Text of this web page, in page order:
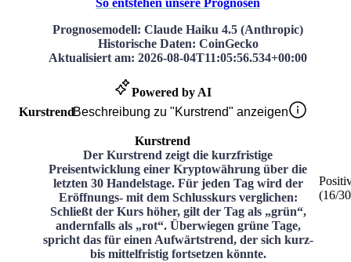
So entstehen unsere Prognosen
Prognosemodell: Claude Haiku 4.5 (Anthropic)
Historische Daten: CoinGecko
Aktualisiert am: 2026-08-04T11:05:56.534+00:00
Powered by AI
KurstrendBeschreibung zu "Kurstrend" anzeigen
Kurstrend
Der Kurstrend zeigt die kurzfristige
Preisentwicklung einer Kryptowährung über die
letzten 30 Handelstage. Für jeden Tag wird der
Eröffnungs- mit dem Schlusskurs verglichen:
Schließt der Kurs höher, gilt der Tag als „grün“,
andernfalls als „rot“. Überwiegen grüne Tage,
spricht das für einen Aufwärtstrend, der sich kurz-
bis mittelfristig fortsetzen könnte.
(16/